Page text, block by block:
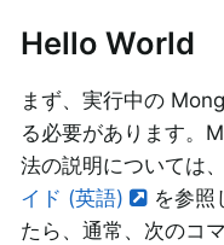
Hello World
まず、実行中の
る必要があります。
法の説明については、
イド (英語)
を参照
たら、通常、次のコ